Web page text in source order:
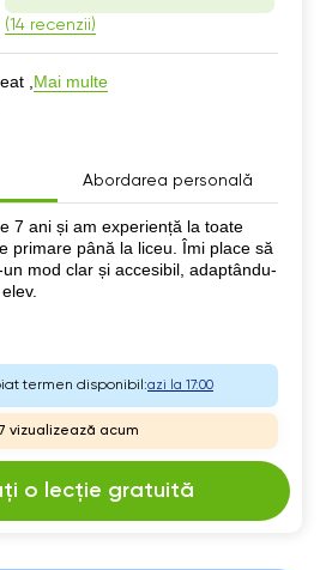
(14 recenzii)
, Mai multe
Abordarea personală
7 ani și am experiență la toate
primare până la liceu. Îmi place să
mod clar și accesibil, adaptându-
termen disponibil:azi la 17:00
7 vizualizează acum
o lecție gratuită